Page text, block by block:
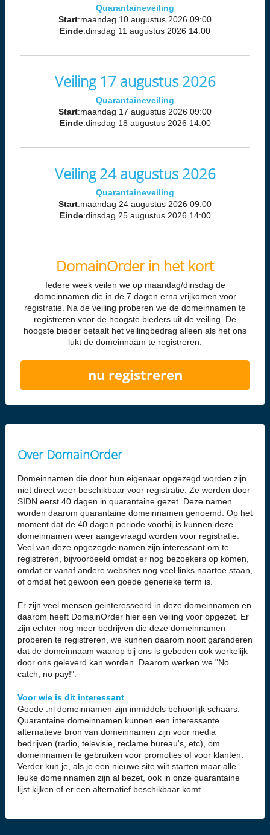
Quarantaineveiling
Start:maandag 10 augustus 2026 09:00
Einde:dinsdag 11 augustus 2026 14:00
Veiling 17 augustus 2026
Quarantaineveiling
Start:maandag 17 augustus 2026 09:00
Einde:dinsdag 18 augustus 2026 14:00
Veiling 24 augustus 2026
Quarantaineveiling
Start:maandag 24 augustus 2026 09:00
Einde:dinsdag 25 augustus 2026 14:00
DomainOrder in het kort
Iedere week veilen we op maandag/dinsdag de
domeinnamen die in de 7 dagen erna vrijkomen voor
registratie. Na de veiling proberen we de domeinnamen te
registreren voor de hoogste bieders uit de veiling. De
hoogste bieder betaalt het veilingbedrag alleen als het ons
lukt de domeinnaam te registreren.
nu registreren
Over DomainOrder
Domeinnamen die door hun eigenaar opgezegd worden zijn
niet direct weer beschikbaar voor registratie. Ze worden door
SIDN eerst 40 dagen in quarantaine gezet. Deze namen
worden daarom quarantaine domeinnamen genoemd. Op het
moment dat de 40 dagen periode voorbij is kunnen deze
domeinnamen weer aangevraagd worden voor registratie.
Veel van deze opgezegde namen zijn interessant om te
registreren, bijvoorbeeld omdat er nog bezoekers op komen,
omdat er vanaf andere websites nog veel links naartoe staan,
of omdat het gewoon een goede generieke term is.
Er zijn veel mensen geinteresseerd in deze domeinnamen en
daarom heeft DomainOrder hier een veiling voor opgezet. Er
zijn echter nog meer bedrijven die deze domeinnamen
proberen te registreren, we kunnen daarom nooit garanderen
dat de domeinnaam waarop bij ons is geboden ook werkelijk
door ons geleverd kan worden. Daarom werken we "No
catch, no pay!".
Voor wie is dit interessant
Goede .nl domeinnamen zijn inmiddels behoorlijk schaars.
Quarantaine domeinnamen kunnen een interessante
alternatieve bron van domeinnamen zijn voor media
bedrijven (radio, televisie, reclame bureau's, etc), om
domeinnamen te gebruiken voor promoties of voor klanten.
Verder kun je, als je een nieuwe site wilt starten maar alle
leuke domeinnamen zijn al bezet, ook in onze quarantaine
lijst kijken of er een alternatief beschikbaar komt.